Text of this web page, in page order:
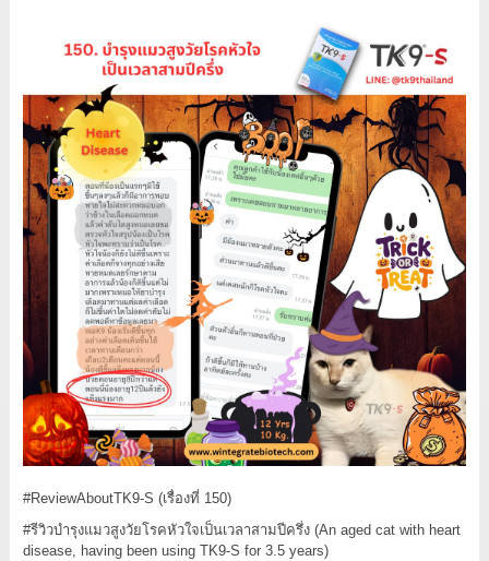
#ReviewAboutTK9-S (เรื่องที่ 150)
#รีวิวบำรุงแมวสูงวัยโรคหัวใจเป็นเวลาสามปีครึ่ง(An aged cat with heart
disease, having been using TK9-S for 3.5 years)